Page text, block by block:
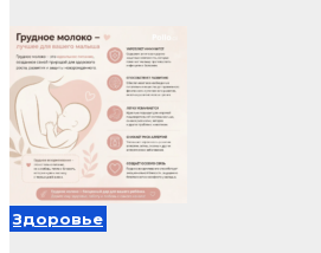
Здоровье